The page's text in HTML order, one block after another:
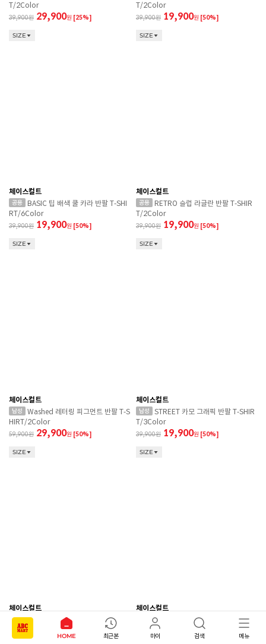
T/2Color
39,900 29,900원 [25%]
SIZE
T/2Color
39,900 19,900원 [50%]
SIZE
체이스컬트
BASIC 팁 배색 쿨 카라 반팔 T-SHI
RT/6Color
39,900 19,900원 [50%]
SIZE
체이스컬트
RETRO 슬럽 라글란 반팔 T-SHIR
T/2Color
39,900 19,900원 [50%]
SIZE
체이스컬트
Washed 레터링 피그먼트 반팔 T-S
HIRT/2Color
59,900 29,900원 [50%]
SIZE
체이스컬트
STREET 카모 그래픽 반팔 T-SHIR
T/3Color
39,900 19,900원 [50%]
SIZE
체이스컬트
URBAN 슬럽 레터링 그래픽 반팔 T
-SHIRT/3Color
19,900
체이스컬트
COZY 포토 그래픽 T-SHIRT/2Col
HOME 최근본 마이 검색 메뉴